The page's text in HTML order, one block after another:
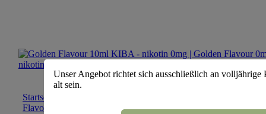
Startseite
Flavour 10ml KIBA - nikotin 0mg
Unser Angebot richtet sich ausschließlich an volljährige
alt sein.